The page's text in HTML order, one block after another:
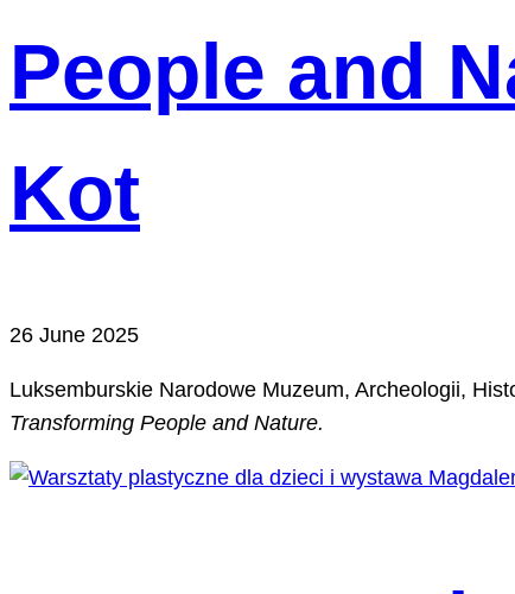
People and
Kot
26 June 2025
Luksemburskie Narodowe Muzeum, Archeologii,
Transforming People and Nature.